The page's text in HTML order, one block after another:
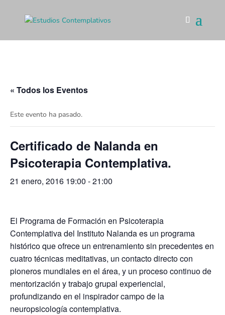
« Todos los Eventos
Este evento ha pasado.
Certificado de Nalanda en
Psicoterapia Contemplativa.
21 enero, 2016 19:00 -21:00
El Programa de Formación en Psicoterapia
Contemplativa del Instituto Nalanda es un programa
histórico que ofrece un entrenamiento sin precedentes en
cuatro técnicas meditativas, un contacto directo con
pioneros mundiales en el área, y un proceso continuo de
mentorización y trabajo grupal experiencial,
profundizando en el inspirador campo de la
neuropsicología contemplativa.